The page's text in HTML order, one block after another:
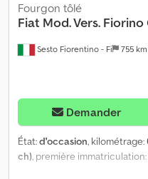
Sesto Fiorentino - Fi 755 km
Fourgon tôlé
Fiat Mod. Vers.
Demander
État:d'occasion, kilométrage:
ch), première immatriculation:
, type